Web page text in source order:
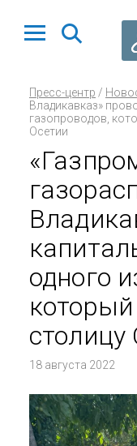
Пресс-центр /
Владикавказ»
газопроводов,
Осетии
одного
столицу
18 августа 2022